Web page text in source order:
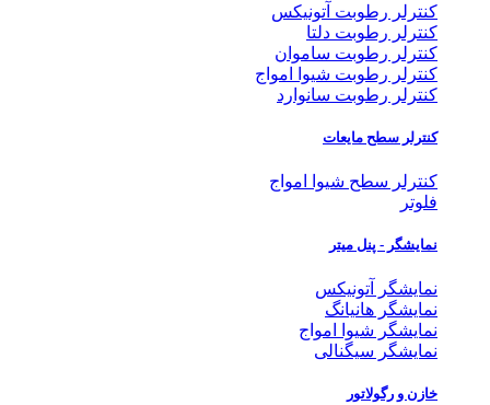
کنترلر رطوبت آتونیکس
کنترلر رطوبت دلتا
کنترلر رطوبت ساموان
کنترلر رطوبت شیوا امواج
کنترلر رطوبت سانوارد
کنترلر سطح مایعات
کنترلر سطح شیوا امواج
فلوتر
نمایشگر - پنل میتر
نمایشگر آتونیکس
نمایشگر هانیانگ
نمایشگر شیوا امواج
نمایشگر سیگنالی
خازن و رگولاتور